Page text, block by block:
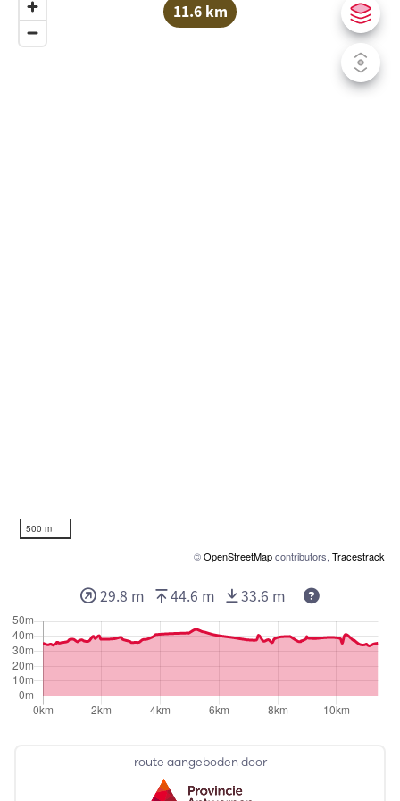
11.6 km
500 m
©OpenStreetMapcontributors, Tracestrack
route aangeboden door
29.8 m 44.6 m 33.6 m